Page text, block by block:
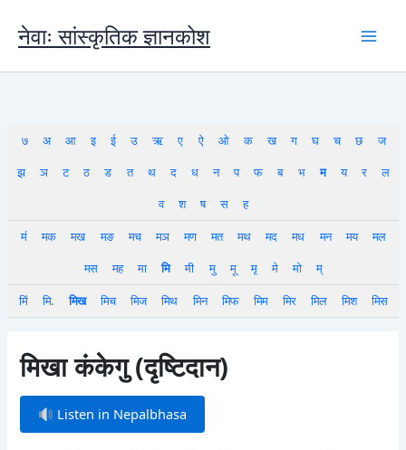
content
नेवाः सांस्कृतिक ज्ञानकोश
७ अ आ इ ई उ ऋ ए ऐ ओ क ख ग घ च छ
ज
झ
ञ ट ठ ड त थ द ध न प फ ब भ म य र
ल
व
श ष स
ह
मं
मक मख मङ मच मञ मण मत मथ मद मध मन मय
मल
मस
मह मा मि मी मु मू मृ मे मो
म्
मिं
मि. मिख मिच मिज मिथ मिन मिफ मिम मिर मिल मिश मिस
मिखा कंकेगु (दृष्टिदान)
Listen in Nepalbhasa